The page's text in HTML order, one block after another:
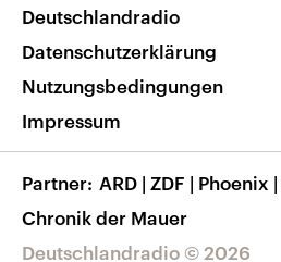
Nachrichten App
Frequenzen
Veranstaltungen
Musikliste
RSS
Barrierefreiheit
Deutschlandradio © 2026
Deutschlandradio
Datenschutzerklärung
Nutzungsbedingungen
Impressum
Partner ARD | ZDF | Phoenix |
Chronik der Mauer